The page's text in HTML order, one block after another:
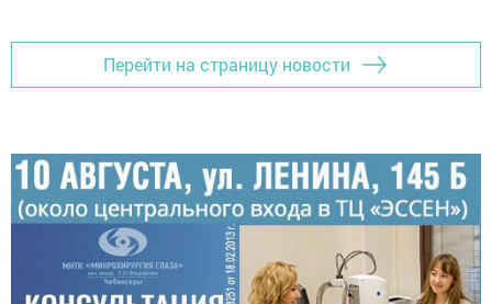
Перейти на страницу новости